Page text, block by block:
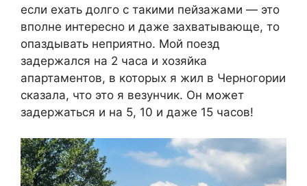
если ехать долго с такими пейзажами — это
вполне интересно и даже захватывающе, то
опаздывать неприятно. Мой поезд
задержался на 2 часа и хозяйка
апартаментов, в которых я жил в Черногории
сказала, что это я везунчик. Он может
задержаться и на 5, 10 и даже 15 часов!